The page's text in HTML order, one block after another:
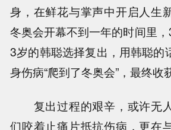
身，在鲜花与掌声中开启人生
冬奥会开幕不到一年的时间里
3岁的韩聪选择复出，用韩聪的
身伤病“爬到了冬奥会”，最终收
复出过程的艰辛，或许无
们咬着止痛片抵抗伤病，更在